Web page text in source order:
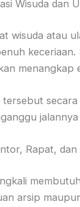
Wisuda dan
wisuda atau
keceriaan.
menangkap
tersebut
Rapat, dan
arsip